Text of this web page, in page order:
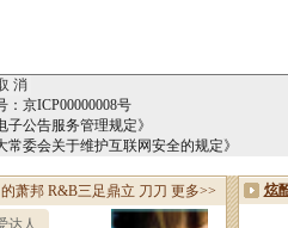
京ICP00000008号
公告服务管理规定》
常委会关于维护互联网安全的规定》